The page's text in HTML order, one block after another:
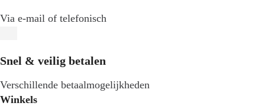
Via e-mail of telefonisch
Snel & veilig betalen
Verschillende betaalmogelijkheden
Winkels